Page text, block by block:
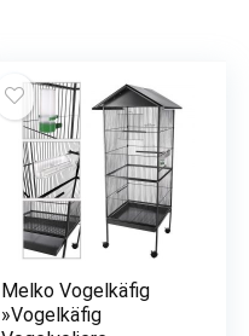
Melko Vogelkäfig
»Vogelkäfig